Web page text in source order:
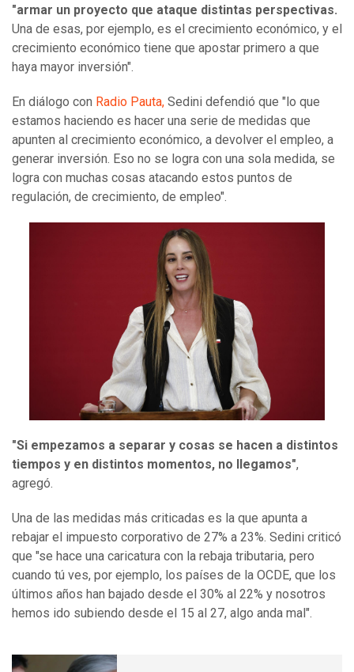
"armar un proyecto que ataque distintas perspectivas.
Una de esas, por ejemplo, es el crecimiento económico, y el
crecimiento económico tiene que apostar primero a que
haya mayor inversión".
En diálogo con Radio Pauta, Sedini defendió que "lo que
estamos haciendo es hacer una serie de medidas que
apunten al crecimiento económico, a devolver el empleo, a
generar inversión. Eso no se logra con una sola medida, se
logra con muchas cosas atacando estos puntos de
regulación, de crecimiento, de empleo".
"Si empezamos a separar y cosas se hacen a distintos
tiempos y en distintos momentos, no llegamos",
agregó.
Una de las medidas más criticadas es la que apunta a
rebajar el impuesto corporativo de 27% a 23%. Sedini criticó
que "se hace una caricatura con la rebaja tributaria, pero
cuando tú ves, por ejemplo, los países de la OCDE, que los
últimos años han bajado desde el 30% al 22% y nosotros
hemos ido subiendo desde el 15 al 27, algo anda mal".